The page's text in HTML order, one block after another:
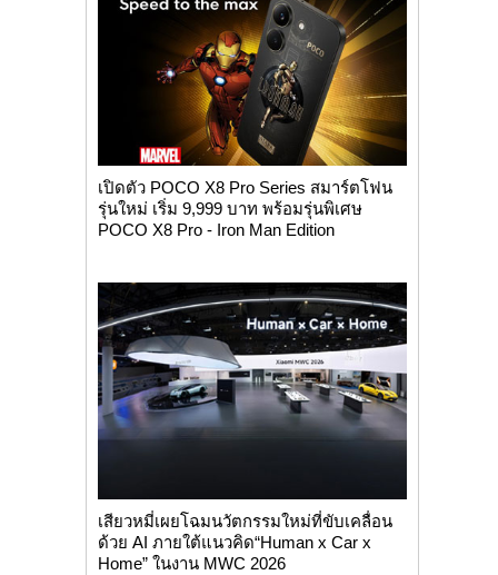
เปิดตัว POCO X8 Pro Series สมาร์ตโฟน
รุ่นใหม่ เริ่ม 9,999 บาท พร้อมรุ่นพิเศษ
POCO X8 Pro - Iron Man Edition
เสียวหมี่เผยโฉมนวัตกรรมใหม่ที่ขับเคลื่อน
ด้วย AI ภายใต้แนวคิด“Human x Car x
Home” ในงาน MWC 2026